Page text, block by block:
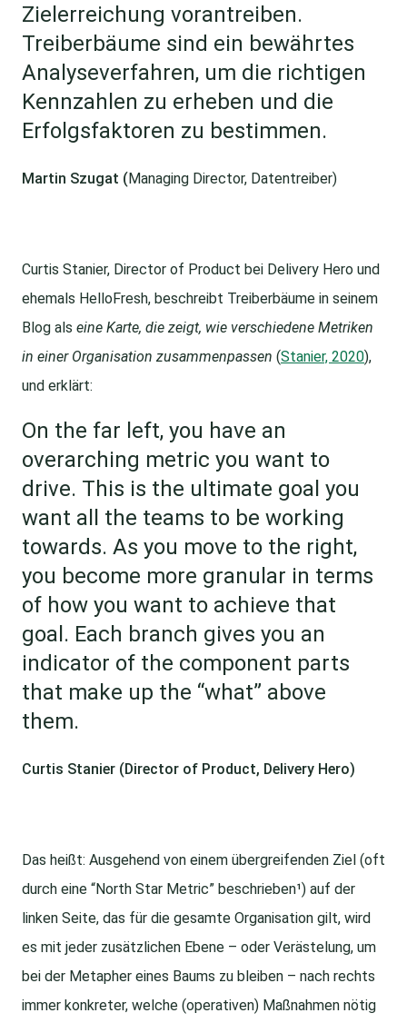
Zielerreichung vorantreiben.
Treiberbäume sind ein bewährtes
Analyseverfahren, um die richtigen
Kennzahlen zu erheben und die
Erfolgsfaktoren zu bestimmen.
Martin Szugat ( Managing Director, Datentreiber)
Curtis Stanier, Director of Product bei Delivery Hero und
ehemals HelloFresh, beschreibt Treiberbäume in seinem
Blog als eine Karte, die zeigt, wie verschiedene Metriken
in einer Organisation zusammenpassen (Stanier, 2020),
und erklärt:
On the far left, you have an
overarching metric you want to
drive. This is the ultimate goal you
want all the teams to be working
towards. As you move to the right,
you become more granular in terms
of how you want to achieve that
goal. Each branch gives you an
indicator of the component parts
that make up the “what” above
them.
Curtis Stanier (Director of Product, Delivery Hero)
Das heißt: Ausgehend von einem übergreifenden Ziel (oft
durch eine “North Star Metric” beschrieben¹) auf der
linken Seite, das für die gesamte Organisation gilt, wird
es mit jeder zusätzlichen Ebene – oder Verästelung, um
bei der Metapher eines Baums zu bleiben – nach rechts
immer konkreter, welche (operativen) Maßnahmen nötig